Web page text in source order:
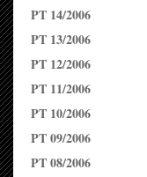
PT 14/2006
PT 13/2006
PT 12/2006
PT 11/2006
PT 10/2006
PT 09/2006
PT 08/2006